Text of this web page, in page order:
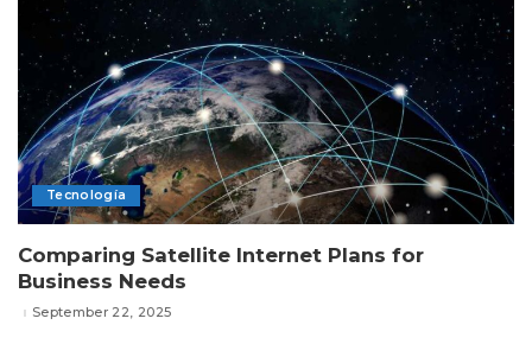
Tecnología
Comparing Satellite Internet Plans for
Business Needs
September 22, 2025